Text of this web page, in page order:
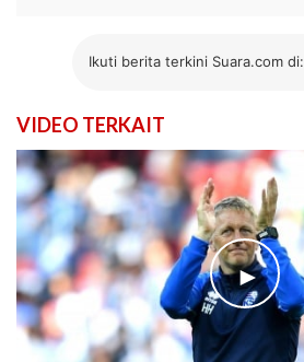
Ikuti berita terkini Suara.com di:
VIDEO TERKAIT
►